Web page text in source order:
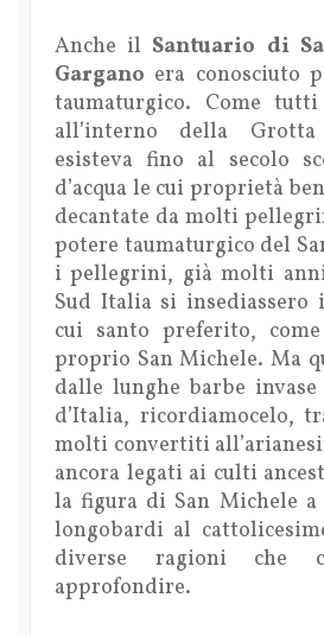
Anche il Santuario di
Gargano era conosciuto
taumaturgico. Come
all’interno della Grotta
esisteva fino al secolo
d’acqua le cui proprietà
decantate da molti
potere taumaturgico del
i pellegrini, già molti
Sud Italia si
cui santo preferito,
proprio San Michele. Ma
dalle lunghe barbe
d’Italia, ricordiamocelo,
molti convertiti
ancora legati ai culti
la figura di San Michele
longobardi al
diverse ragioni che
approfondire.